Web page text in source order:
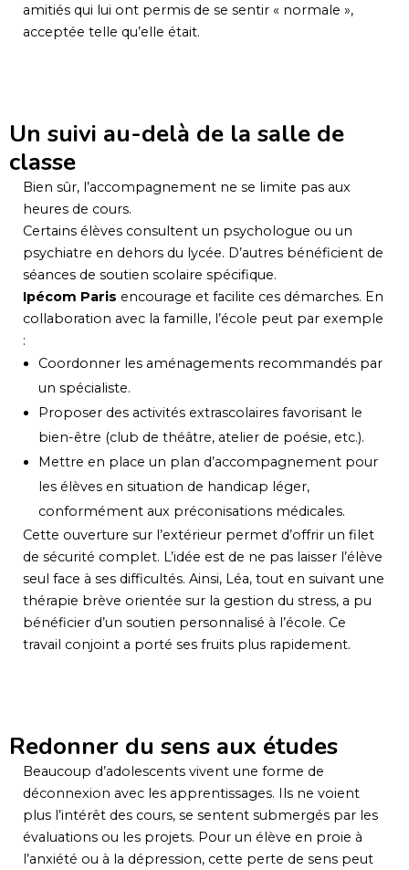
amitiés qui lui ont permis de se sentir « normale »,
acceptée telle qu’elle était.
Un suivi au-delà de la salle de
classe
Bien sûr, l’accompagnement ne se limite pas aux
heures de cours.
Certains élèves consultent un psychologue ou un
psychiatre en dehors du lycée. D’autres bénéficient de
séances de soutien scolaire spécifique.
Ipécom Paris encourage et facilite ces démarches. En
collaboration avec la famille, l’école peut par exemple
:
Coordonner les aménagements recommandés par
un spécialiste.
Proposer des activités extrascolaires favorisant le
bien-être (club de théâtre, atelier de poésie, etc.).
Mettre en place un plan d’accompagnement pour
les élèves en situation de handicap léger,
conformément aux préconisations médicales.
Cette ouverture sur l’extérieur permet d’offrir un filet
de sécurité complet. L’idée est de ne pas laisser l’élève
seul face à ses difficultés. Ainsi, Léa, tout en suivant une
thérapie brève orientée sur la gestion du stress, a pu
bénéficier d’un soutien personnalisé à l’école. Ce
travail conjoint a porté ses fruits plus rapidement.
Redonner du sens aux études
Beaucoup d’adolescents vivent une forme de
déconnexion avec les apprentissages. Ils ne voient
plus l’intérêt des cours, se sentent submergés par les
évaluations ou les projets. Pour un élève en proie à
l’anxiété ou à la dépression, cette perte de sens peut